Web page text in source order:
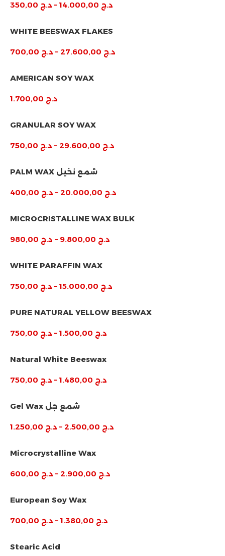
د.ج – د.ج
WHITE BEESWAX FLAKES
د.ج – د.ج
AMERICAN SOY WAX
د.ج
GRANULAR SOY WAX
د.ج – د.ج
PALM WAX شمع نخيل
د.ج – د.ج
MICROCRISTALLINE WAX BULK
د.ج – د.ج
WHITE PARAFFIN WAX
د.ج – د.ج
PURE NATURAL YELLOW BEESWAX
د.ج – د.ج
Natural White Beeswax
د.ج – د.ج
Gel Wax شمع جل
د.ج – د.ج
Microcrystalline Wax
د.ج – د.ج
European Soy Wax
د.ج – د.ج
Stearic Acid